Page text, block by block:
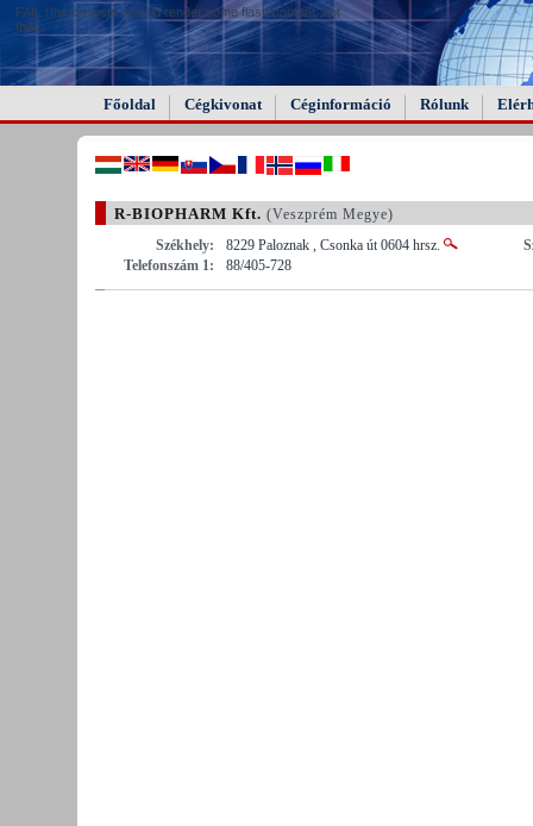
FAIL (the browser should render some flash content, not
this).
Főoldal Cégkivonat Céginformáció Rólunk
R-BIOPHARM Kft. (Veszprém Megye)
Székhely:
8229 Paloznak , Csonka út 0604 hrsz.
Telefonszám 1:
88/405-728